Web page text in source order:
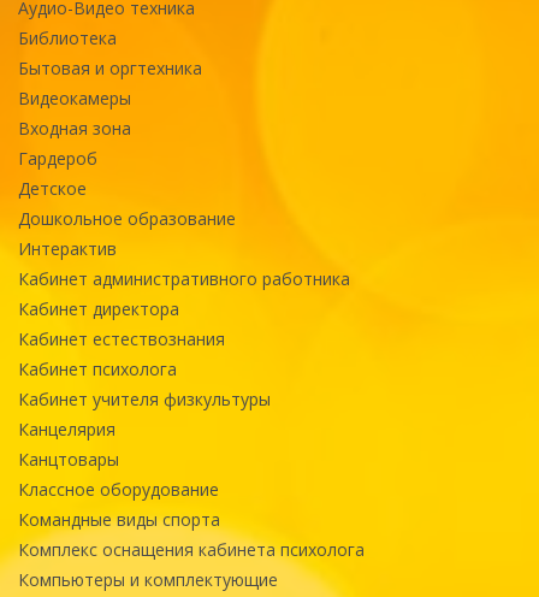
Аудио-Видео техника
Библиотека
Бытовая и оргтехника
Видеокамеры
Входная зона
Гардероб
Детское
Дошкольное образование
Интерактив
Кабинет административного работника
Кабинет директора
Кабинет естествознания
Кабинет психолога
Кабинет учителя физкультуры
Канцелярия
Канцтовары
Классное оборудование
Командные виды спорта
Комплекс оснащения кабинета психолога
Компьютеры и комплектующие